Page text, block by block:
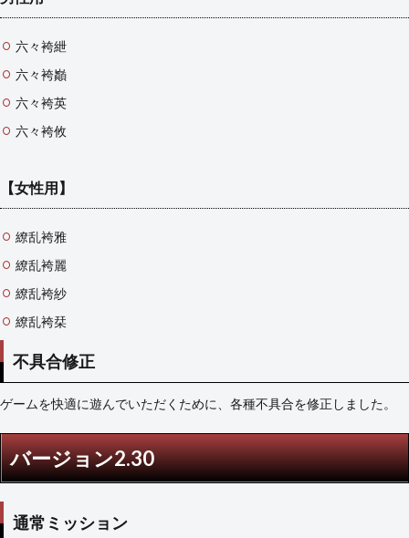
六々袴紲
六々袴巓
六々袴英
六々袴攸
【女性用】
繚乱袴雅
繚乱袴麗
繚乱袴紗
繚乱袴栞
不具合修正
ゲームを快適に遊んでいただくために、各種不具合を修正しました。
バージョン2.30
通常ミッション